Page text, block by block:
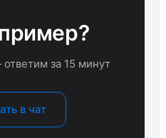
за 15 минут
в чат